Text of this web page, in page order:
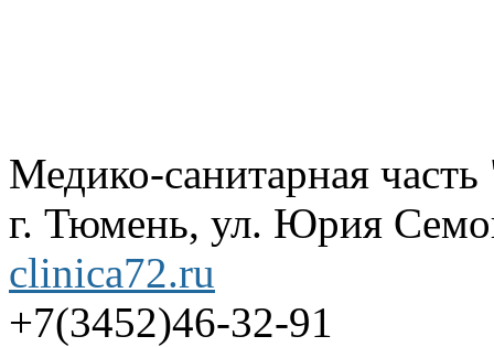
Медико-санитарная
г. Тюмень, ул. Юрия
clinica72.ru
+7(3452)46-32-91